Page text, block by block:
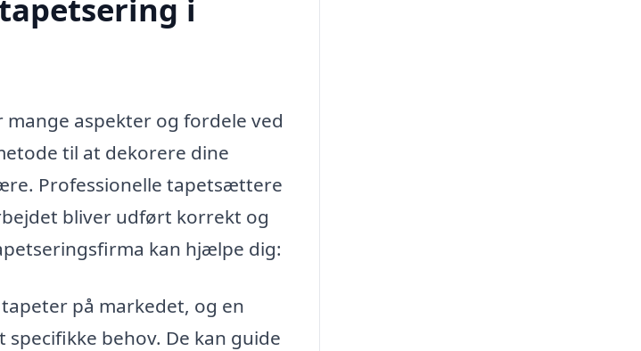
i
mange aspekter og fordele ved
til at dekorere dine
Professionelle tapetsættere
bliver udført korrekt og
kan hjælpe dig:
på markedet, og en
behov. De kan guide